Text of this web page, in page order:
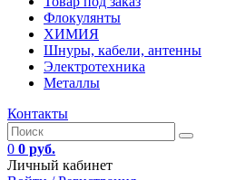
Флокулянты
ХИМИЯ
Шнуры, кабели, антенны
Электротехника
Металлы
Контакты
0 0 руб.
Личный кабинет